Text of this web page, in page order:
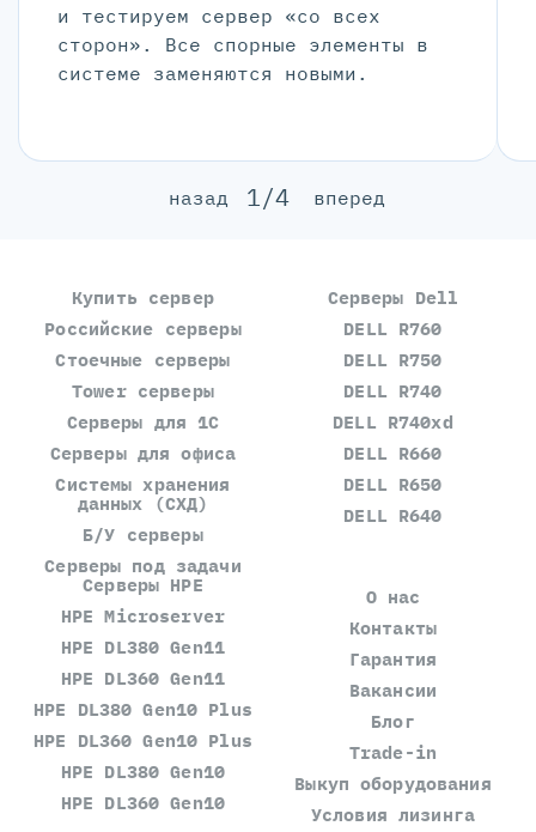
и тестируем сервер «со всех
сторон». Все спорные элементы в
системе заменяются новыми.
назад 1/4 вперед
Купить сервер
Российские серверы
Стоечные серверы
Tower серверы
Серверы для 1С
Серверы для офиса
Системы хранения
данных (СХД)
Б/У серверы
Серверы под задачи
Серверы Dell
DELL R760
DELL R750
DELL R740
DELL R740xd
DELL R660
DELL R650
DELL R640
Серверы HPE
HPE Microserver
HPE DL380 Gen11
HPE DL360 Gen11
HPE DL380 Gen10 Plus
HPE DL360 Gen10 Plus
HPE DL380 Gen10
HPE DL360 Gen10
О нас
Контакты
Гарантия
Вакансии
Блог
Trade-in
Выкуп оборудования
Условия лизинга